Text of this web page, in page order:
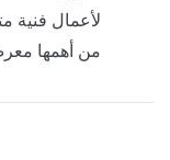
لأعمال فنية
من أهمها